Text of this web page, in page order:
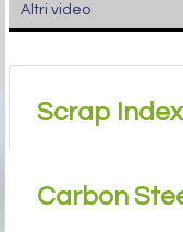
Altri video
Scrap Index
Carbon